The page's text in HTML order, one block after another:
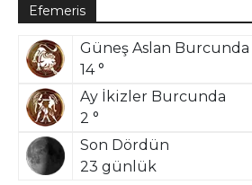
Efemeris
Güneş Aslan Burcunda
14 °
Ay İkizler Burcunda
2 °
Son Dördün
23 günlük